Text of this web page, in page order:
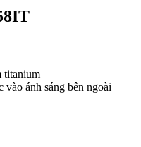
titanium
ánh sáng bên ngoài